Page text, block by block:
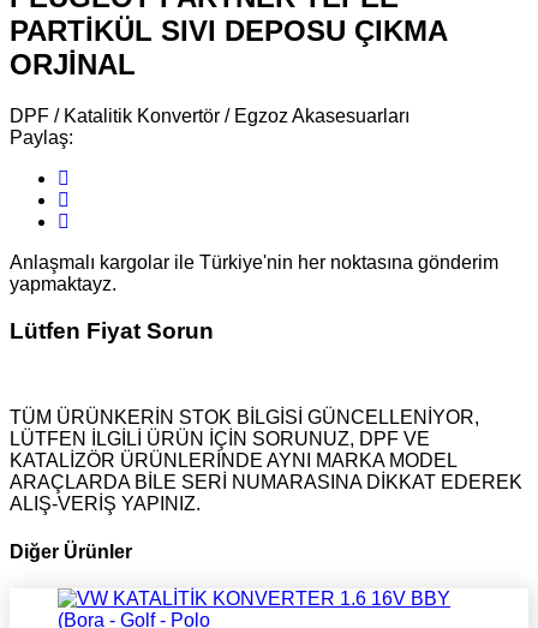
PARTİKÜL SIVI DEPOSU ÇIKMA
ORJİNAL
DPF / Katalitik Konvertör / Egzoz Akasesuarları
Paylaş:
Anlaşmalı kargolar ile Türkiye'nin her noktasına gönderim
yapmaktayz.
Lütfen Fiyat Sorun
TÜM ÜRÜNKERİN STOK BİLGİSİ GÜNCELLENİYOR,
LÜTFEN İLGİLİ ÜRÜN İÇİN SORUNUZ, DPF VE
KATALİZÖR ÜRÜNLERİNDE AYNI MARKA MODEL
ARAÇLARDA BİLE SERİ NUMARASINA DİKKAT EDEREK
ALIŞ-VERİŞ YAPINIZ.
Diğer Ürünler